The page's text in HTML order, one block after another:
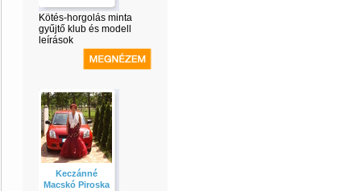
Kötés-horgolás minta
gyűjtő klub és modell
leírások
Keczánné
Macskó Piroska